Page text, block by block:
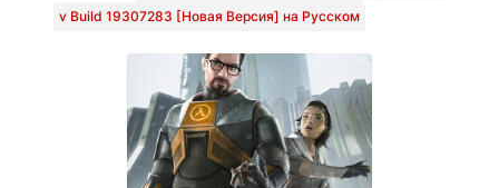
v Build 19307283 [Новая Версия] на Русском